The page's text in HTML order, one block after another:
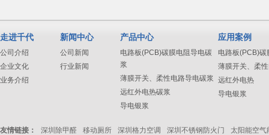
走进千代
公司介绍
企业文化
业务介绍
新闻中心
公司新闻
行业新闻
产品中心
电路板(PCB)碳膜电阻导电碳
浆
薄膜开关、柔性电路导电碳浆
远红外电热碳浆
导电银浆
应用案例
电路板(PCB)碳
薄膜开关、柔
远红外电热
导电银浆
友情链接： 深圳除甲醛 移动厕所 深圳格力空调 深圳不锈钢防火门 太阳能空气